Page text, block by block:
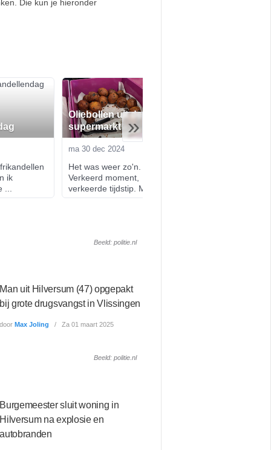
Die kun je hieronder
ik
Oliebollen uit de
supermarkt
ma 30 dec 2024
Het was weer zo'n. dag.
Verkeerd moment,
verkeerde tijdstip. M...
»
Beeld: politie.nl
Man uit Hilversum (47) opgepakt
bij grote drugsvangst in Vlissingen
doorMax Joling Za 01 maart 2025
Beeld: politie.nl
Burgemeester sluit woning in
Hilversum na explosie en
autobranden